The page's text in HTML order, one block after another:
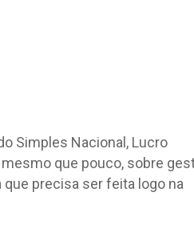
Simples Nacional, Lucro
que pouco, sobre
precisa ser feita logo na